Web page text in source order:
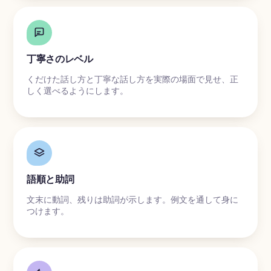
丁寧さのレベル
くだけた話し方と丁寧な話し方を実際の場面で見せ、正
しく選べるようにします。
語順と助詞
文末に動詞、残りは助詞が示します。例文を通して身に
つけます。